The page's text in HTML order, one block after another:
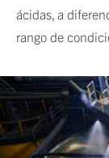
ácidas, a
rango de